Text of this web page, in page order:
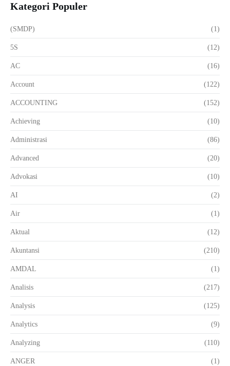
Kategori Populer
(SMDP) (1)
5S (12)
AC (16)
Account (122)
ACCOUNTING (152)
Achieving (10)
Administrasi (86)
Advanced (20)
Advokasi (10)
AI (2)
Air (1)
Aktual (12)
Akuntansi (210)
AMDAL (1)
Analisis (217)
Analysis (125)
Analytics (9)
Analyzing (110)
ANGER (1)